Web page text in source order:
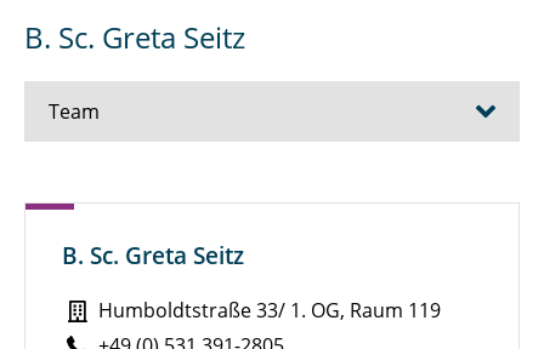
B. Sc. Greta Seitz
Team
Sekretariat
M. Sc. Richard Beyer
B. Sc. Greta Seitz
Humboldtstraße 33/ 1. OG, Raum 119